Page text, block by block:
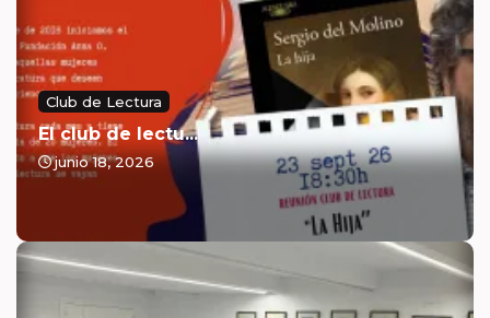
Club de Lectura
El club de lectu...
junio 18, 2026